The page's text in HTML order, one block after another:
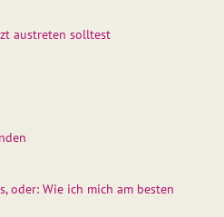
austreten solltest
oder: Wie ich mich am besten